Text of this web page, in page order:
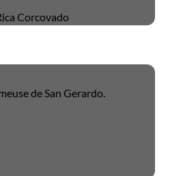
de San Gerardo.